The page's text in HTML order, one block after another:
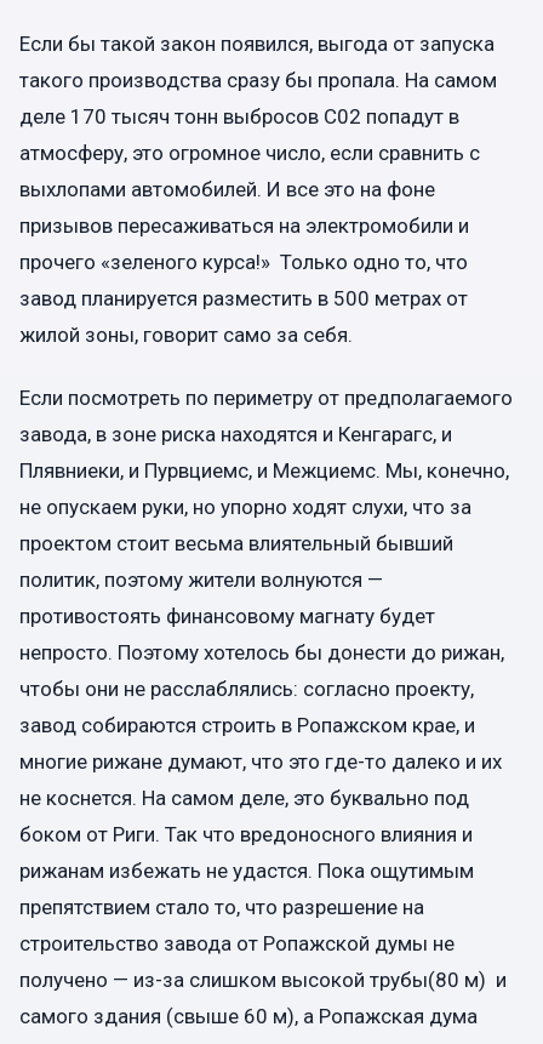
Если бы такой закон появился, выгода от запуска
такого производства сразу бы пропала. На самом
деле 170 тысяч тонн выбросов С02 попадут в
атмосферу, это огромное число, если сравнить с
выхлопами автомобилей. И все это на фоне
призывов пересаживаться на электромобили и
прочего «зеленого курса!» Только одно то, что
завод планируется разместить в 500 метрах от
жилой зоны, говорит само за себя.
Если посмотреть по периметру от предполагаемого
завода, в зоне риска находятся и Кенгарагс, и
Плявниеки, и Пурвциемс, и Межциемс. Мы, конечно,
не опускаем руки, но упорно ходят слухи, что за
проектом стоит весьма влиятельный бывший
политик, поэтому жители волнуются —
противостоять финансовому магнату будет
непросто. Поэтому хотелось бы донести до рижан,
чтобы они не расслаблялись: согласно проекту,
завод собираются строить в Ропажском крае, и
многие рижане думают, что это где-то далеко и их
не коснется. На самом деле, это буквально под
боком от Риги. Так что вредоносного влияния и
рижанам избежать не удастся. Пока ощутимым
препятствием стало то, что разрешение на
строительство завода от Ропажской думы не
получено — из-за слишком высокой трубы(80 м) и
самого здания (свыше 60 м), а Ропажская дума